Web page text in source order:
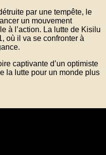
par une tempête, le
un mouvement
à l’action. La lutte de Kisilu
où il va se confronter à
captivante d’un optimiste
la lutte pour un monde plus